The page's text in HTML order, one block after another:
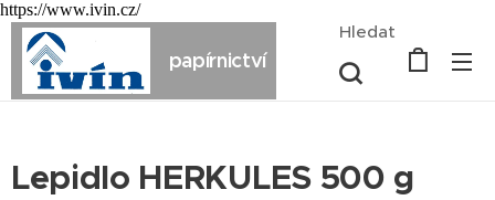
https://www.ivin.cz/
papírnictví
Hledat
Lepidlo HERKULES 500 g